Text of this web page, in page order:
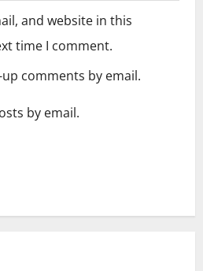
and website in this
time I comment.
comments by email.
by email.